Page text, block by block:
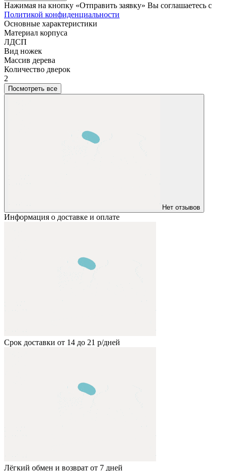
Нажимая на кнопку «Отправить заявку» Вы соглашаетесь с
Политикой конфиденциальности
Основные характеристики
Материал корпуса
ЛДСП
Вид ножек
Массив дерева
Количество дверок
2
Посмотреть все
Нет отзывов
Информация о доставке и оплате
Срок доставки от 14 до 21 р/дней
Лёгкий обмен и возврат от 7 дней